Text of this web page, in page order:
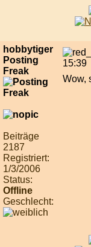
hobbytiger
Posting
Freak
Beiträge
2187
Registriert:
1/3/2006
Status:
Offline
Geschlecht:
15:39
Wow,